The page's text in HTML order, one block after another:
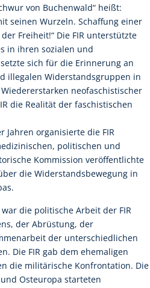
von Buchenwald“ heißt:
seinen Wurzeln. Schaffung einer
Freiheit!“ Die FIR unterstützte
in ihren sozialen und
sich für die Erinnerung an
illegalen Widerstandsgruppen in
neofaschistischer
die Realität der faschistischen
Jahren organisierte die FIR
politischen und
Kommission veröffentlichte
die Widerstandsbewegung in
die politische Arbeit der FIR
der Abrüstung, der
der unterschiedlichen
Die FIR gab dem ehemaligen
die militärische Konfrontation. Die
Osteuropa starteten